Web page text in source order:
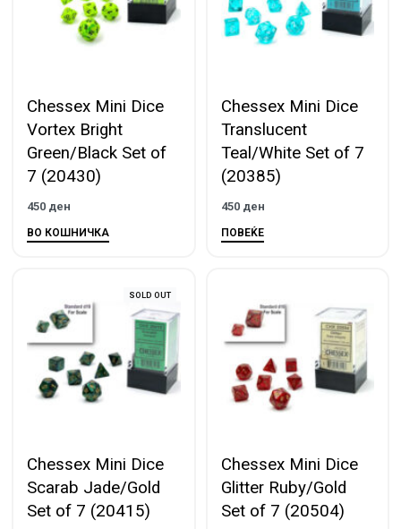
Chessex Mini Dice
Vortex Bright
Green/Black Set of
7 (20430)
450 ден
ВО КОШНИЧКА
Chessex Mini Dice
Translucent
Teal/White Set of 7
(20385)
450 ден
ПОВЕЌЕ
SOLD OUT
Chessex Mini Dice
Scarab Jade/Gold
Set of 7 (20415)
Chessex Mini Dice
Glitter Ruby/Gold
Set of 7 (20504)